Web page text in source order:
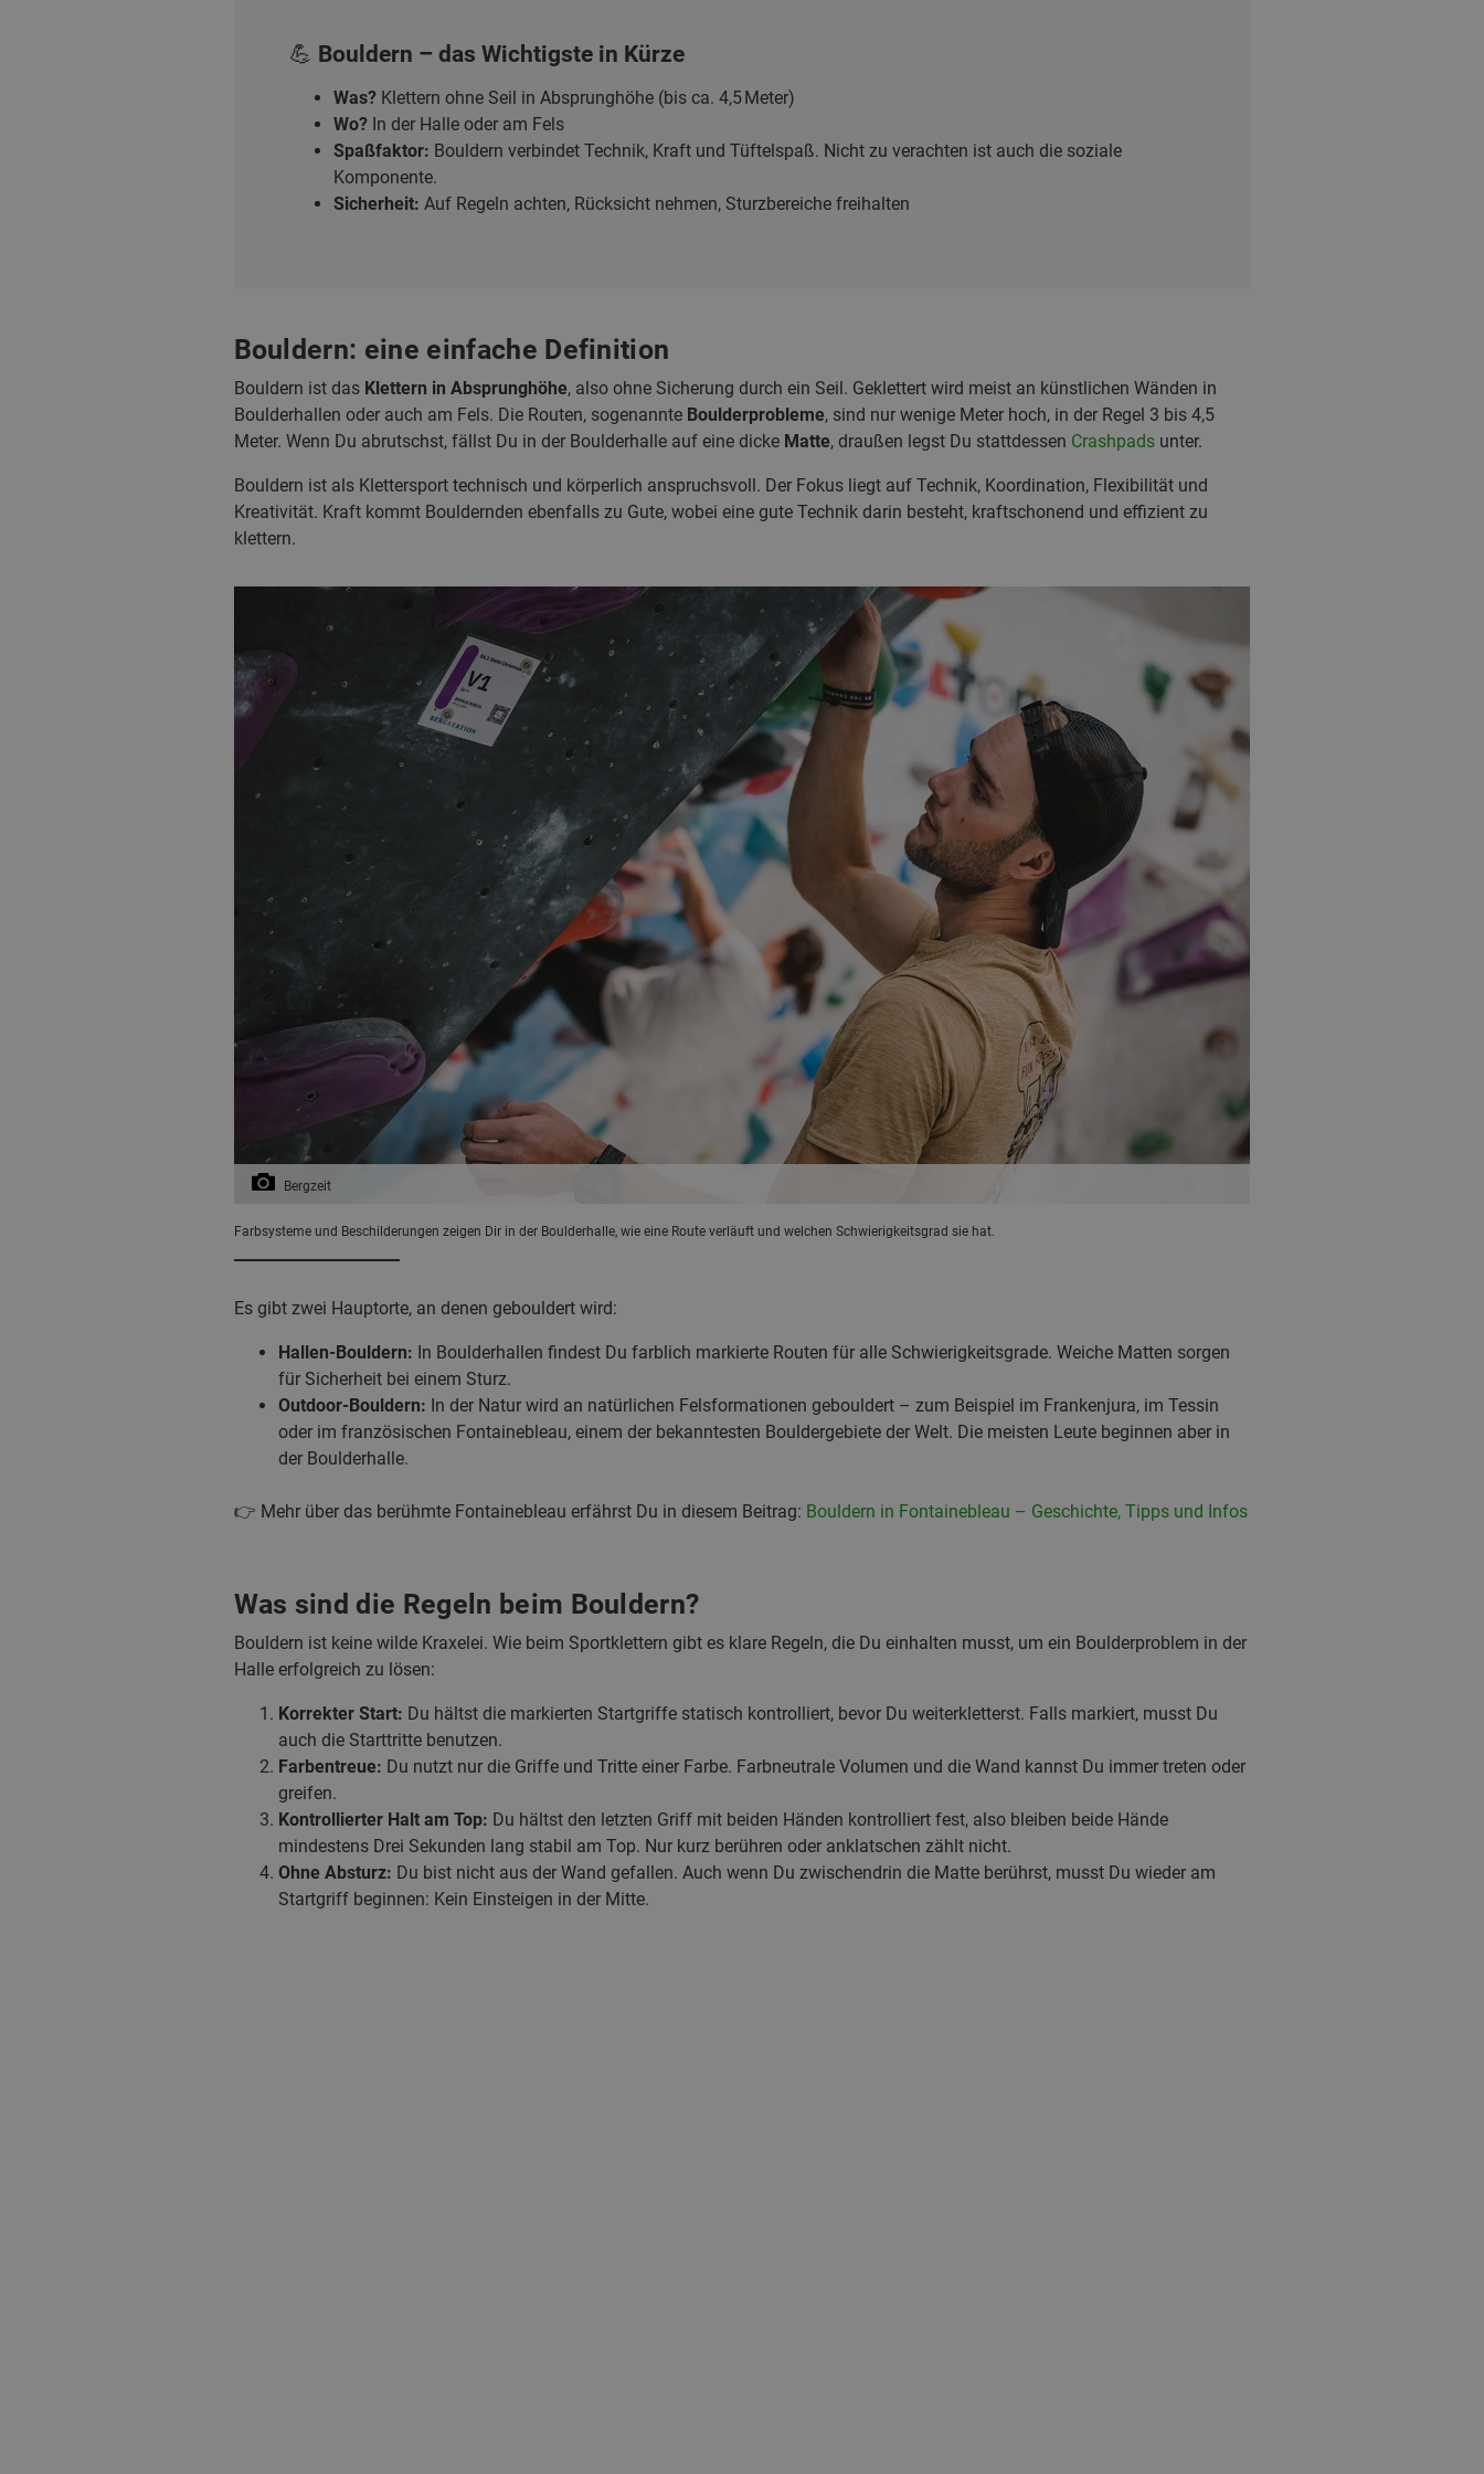
💪 Bouldern – das Wichtigste in Kürze
Was?Klettern ohne Seil in Absprunghöhe (bis ca. 4,5 Meter)
Wo?In der Halle oder am Fels
Spaßfaktor: Bouldern verbindet Technik, Kraft und Tüftelspaß. Nicht zu verachten ist auch die soziale
Komponente.
Sicherheit: Auf Regeln achten, Rücksicht nehmen, Sturzbereiche freihalten
Bouldern: eine einfache Definition
Bouldern ist das Klettern in Absprunghöhe, also ohne Sicherung durch ein Seil. Geklettert wird meist an künstlichen Wänden in
Boulderhallen oder auch am Fels. Die Routen, sogenannte Boulderprobleme, sind nur wenige Meter hoch, in der Regel 3 bis 4,5
Meter. Wenn Du abrutschst, fällst Du in der Boulderhalle auf eine dicke Matte, draußen legst Du stattdessen Crashpads unter.
Bouldern ist als Klettersport technisch und körperlich anspruchsvoll. Der Fokus liegt auf Technik, Koordination, Flexibilität und
Kreativität. Kraft kommt Bouldernden ebenfalls zu Gute, wobei eine gute Technik darin besteht, kraftschonend und effizient zu
klettern.
Bergzeit
Farbsysteme und Beschilderungen zeigen Dir in der Boulderhalle, wie eine Route verläuft und welchen Schwierigkeitsgrad sie hat.
Es gibt zwei Hauptorte, an denen gebouldert wird:
Hallen-Bouldern: In Boulderhallen findest Du farblich markierte Routen für alle Schwierigkeitsgrade. Weiche Matten sorgen
für Sicherheit bei einem Sturz.
Outdoor-Bouldern: In der Natur wird an natürlichen Felsformationen gebouldert – zum Beispiel im Frankenjura, im Tessin
oder im französischen Fontainebleau, einem der bekanntesten Bouldergebiete der Welt. Die meisten Leute beginnen aber in
der Boulderhalle.
👉 Mehr über das berühmte Fontainebleau erfährst Du in diesem Beitrag: Bouldern in Fontainebleau – Geschichte, Tipps und Infos
Was sind die Regeln beim Bouldern?
Bouldern ist keine wilde Kraxelei. Wie beim Sportklettern gibt es klare Regeln, die Du einhalten musst, um ein Boulderproblem in der
Halle erfolgreich zu lösen:
Korrekter Start: Du hältst die markierten Startgriffe statisch kontrolliert, bevor Du weiterkletterst. Falls markiert, musst Du
auch die Starttritte benutzen.
Farbentreue: Du nutzt nur die Griffe und Tritte einer Farbe. Farbneutrale Volumen und die Wand kannst Du immer treten oder
greifen.
Kontrollierter Halt am Top: Du hältst den letzten Griff mit beiden Händen kontrolliert fest, also bleiben beide Hände
mindestens Drei Sekunden lang stabil am Top. Nur kurz berühren oder anklatschen zählt nicht.
Ohne Absturz: Du bist nicht aus der Wand gefallen. Auch wenn Du zwischendrin die Matte berührst, musst Du wieder am
Startgriff beginnen: Kein Einsteigen in der Mitte.